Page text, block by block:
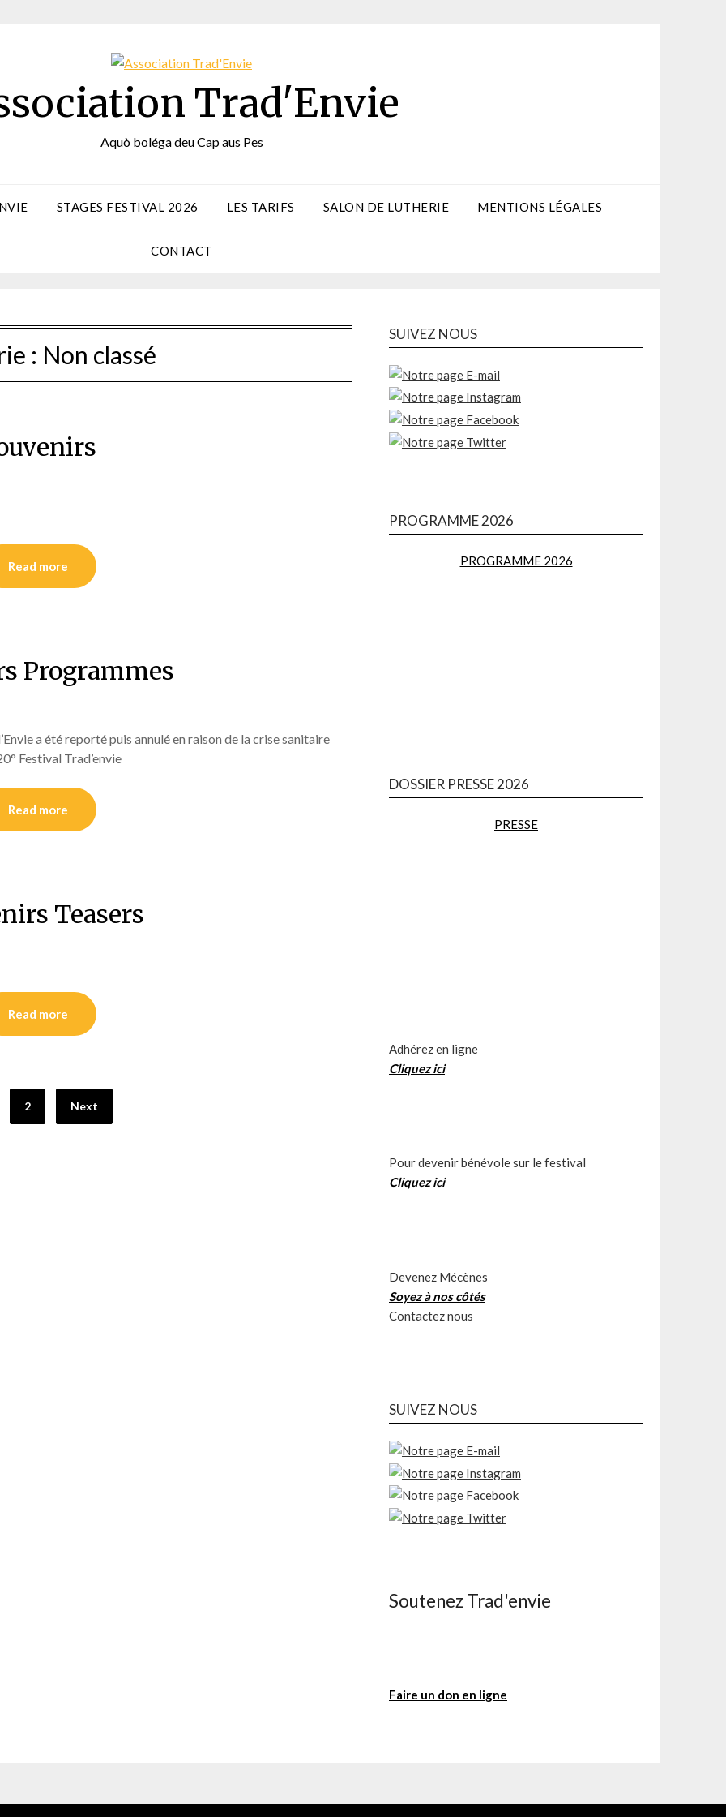
Trad'Envie
Aquò boléga deu Cap aus Pes
STAGES FESTIVAL 2026 LES TARIFS SALON DE LUTHERIE MENTIONS LÉGALES
CONTACT
: Non classé
Read more
Programmes
a été reporté puis annulé en raison de la crise sanitaire
Festival Trad’envie
Read more
Teasers
Read more
2 Next
SUIVEZ NOUS
PROGRAMME 2026
PROGRAMME 2026
DOSSIER PRESSE 2026
PRESSE
Adhérez en ligne
Cliquez ici
Pour devenir bénévole sur le festival
Cliquez ici
Devenez Mécènes
Soyez à nos côtés
Contactez nous
SUIVEZ NOUS
Soutenez Trad'envie
Faire un don en ligne